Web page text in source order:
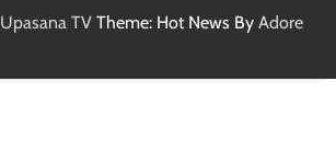
Upasana TV Theme: Hot News By Adore